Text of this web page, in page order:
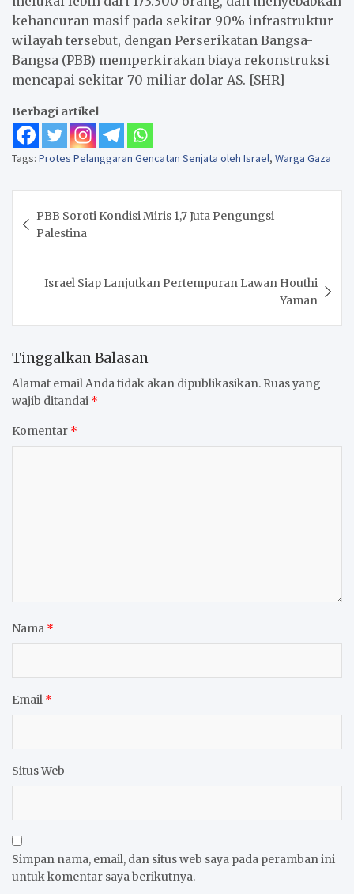
kehancuran masif pada sekitar 90% infrastruktur
wilayah tersebut, dengan Perserikatan Bangsa-
Bangsa (PBB) memperkirakan biaya rekonstruksi
mencapai sekitar 70 miliar dolar AS. [SHR]
Berbagi artikel
Tags: Protes Pelanggaran Gencatan Senjata oleh Israel, Warga Gaza
posPBB Soroti Kondisi Miris 1,7 Juta Pengungsi
Palestina
Israel Siap Lanjutkan Pertempuran Lawan Houthi
Yaman
Tinggalkan Balasan
Alamat email Anda tidak akan dipublikasikan. Ruas yang
wajib ditandai *
Komentar *
Nama *
Email *
Situs Web
Simpan nama, email, dan situs web saya pada peramban ini
untuk komentar saya berikutnya.